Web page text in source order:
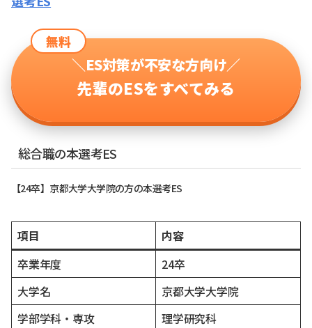
無料
＼ES対策が不安な方向け／
先輩のESをすべてみる
総合職の本選考ES
【24卒】京都大学大学院の方の本選考ES
項目
内容
卒業年度
24卒
大学名
京都大学大学院
学部学科・専攻
理学研究科